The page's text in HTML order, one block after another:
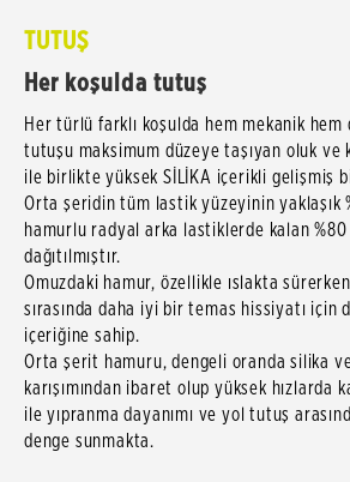
TUTUŞ
Her koşulda tutuş
Her türlü farklı koşulda hem mekanik
tutuşu maksimum düzeye taşıyan oluk ve
ile birlikte yüksek SİLİKA içerikli gelişmiş
Orta şeridin tüm lastik yüzeyinin yaklaşık
hamurlu radyal arka lastiklerde kalan
dağıtılmıştır.
Omuzdaki hamur, özellikle ıslakta
sırasında daha iyi bir temas hissiyatı için
içeriğine sahip.
Orta şerit hamuru, dengeli oranda silika
karışımından ibaret olup yüksek hızlarda
ile yıpranma dayanımı ve yol tutuş
denge sunmakta.